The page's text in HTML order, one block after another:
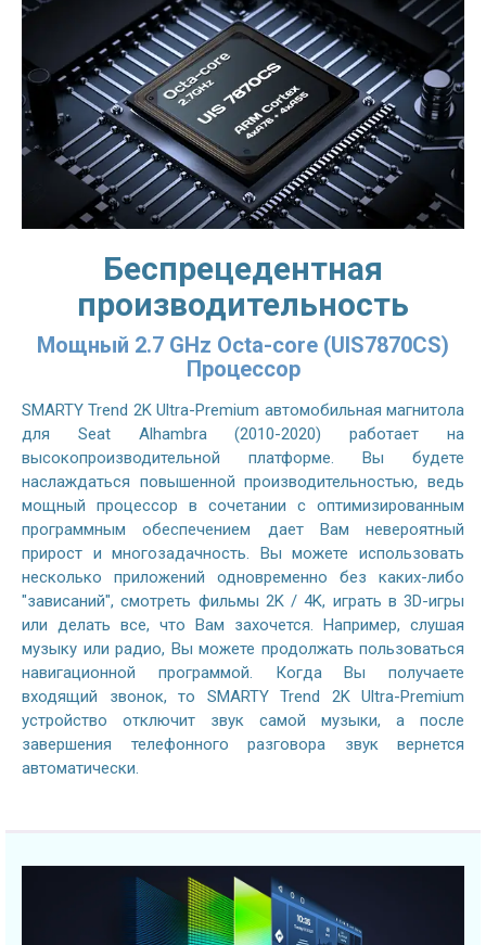
Беспрецедентная
производительность
Мощный 2.7 GHz Octa-core (UIS7870CS)
Процессор
SMARTY Trend 2K Ultra-Premium автомобильная магнитола
для Seat Alhambra (2010-2020) работает на
высокопроизводительной платформе. Вы будете
наслаждаться повышенной производительностью, ведь
мощный процессор в сочетании с оптимизированным
программным обеспечением дает Вам невероятный
прирост и многозадачность. Вы можете использовать
несколько приложений одновременно без каких-либо
"зависаний", смотреть фильмы 2K / 4K, играть в 3D-игры
или делать все, что Вам захочется. Например, слушая
музыку или радио, Вы можете продолжать пользоваться
навигационной программой. Когда Вы получаете
входящий звонок, то SMARTY Trend 2K Ultra-Premium
устройство отключит звук самой музыки, а после
завершения телефонного разговора звук вернется
автоматически.